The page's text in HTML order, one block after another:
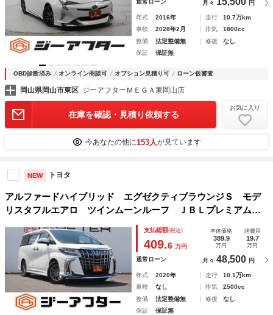
通常ローン 月々 円
年式 2016年 走行
10.7万km
車検
2028年2月 排気
1800cc
整備
法定整備無 修復
なし
保証
保証無
OBD診断済み オンライン商談可 オプション見積り可 ローン仮審査
岡山県岡山市東区 ジーアフターＭＥＧＡ東岡山店
在庫を確認・見積り依頼する
お気に入り
今あなたの他に153人が見ています
NEW トヨタ
アルファードハイブリッド エグゼクティブラウンジＳ モデ
リスタフルエアロ ツインムーンルーフ ＪＢＬプレミアムサ
ウンド 純正１３．３インチ後席モニター 禁煙車 純正１
０．５インチナビ フルセグＴＶ 全周囲カメラ トヨタセー
フティセンス
支払総額(税込)
409.6 万円
本体価格
389.9
万円
諸費用
19.7
万円
通常ローン 月々 48,500 円
年式 2020年 走行
10.1万km
車検
なし 排気
2500cc
整備
法定整備無 修復
なし
保証
保証無